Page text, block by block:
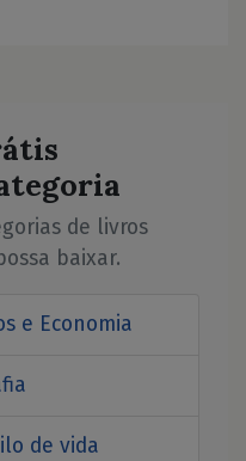
de livros
baixar.
e Economia
de vida